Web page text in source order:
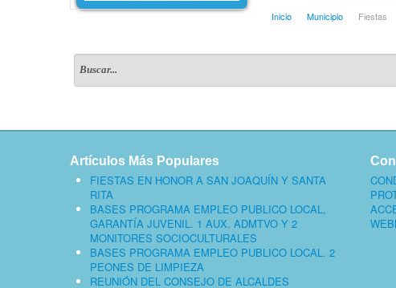
Inicio Municipio Fiestas
Artículos Más Populares
FIESTAS EN HONOR A SAN JOAQUÍN Y SANTA
RITA
BASES PROGRAMA EMPLEO PUBLICO LOCAL,
GARANTÍA JUVENIL. 1 AUX. ADMTVO Y 2
MONITORES SOCIOCULTURALES
BASES PROGRAMA EMPLEO PUBLICO LOCAL. 2
PEONES DE LIMPIEZA
REUNIÓN DEL CONSEJO DE ALCALDES